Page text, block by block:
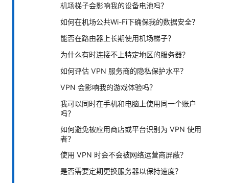
机场梯子会影响我的设备电池吗？
如何在机场公共Wi-Fi下确保我的数据安全？
能否在路由器上长期使用机场梯子？
为什么有时连接不上特定地区的服务器？
如何评估 VPN 服务商的隐私保护水平？
VPN 会影响我的游戏体验吗？
我可以同时在手机和电脑上使用同一个账户
吗？
如何避免被应用商店或平台识别为 VPN 使用
者？
使用 VPN 时会不会被网络运营商屏蔽？
是否需要定期更换服务器以保持速度？